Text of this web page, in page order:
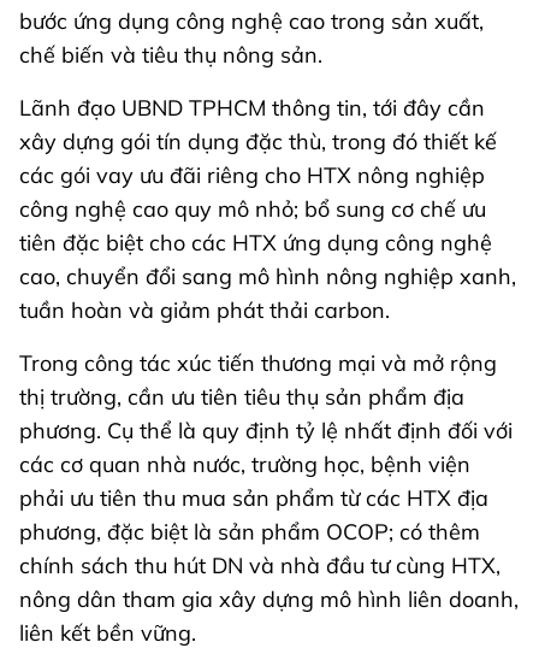
bước ứng dụng công nghệ cao trong sản xuất,
chế biến và tiêu thụ nông sản.
Lãnh đạo UBND TPHCM thông tin, tới đây cần
xây dựng gói tín dụng đặc thù, trong đó thiết kế
các gói vay ưu đãi riêng cho HTX nông nghiệp
công nghệ cao quy mô nhỏ; bổ sung cơ chế ưu
tiên đặc biệt cho các HTX ứng dụng công nghệ
cao, chuyển đổi sang mô hình nông nghiệp xanh,
tuần hoàn và giảm phát thải carbon.
Trong công tác xúc tiến thương mại và mở rộng
thị trường, cần ưu tiên tiêu thụ sản phẩm địa
phương. Cụ thể là quy định tỷ lệ nhất định đối với
các cơ quan nhà nước, trường học, bệnh viện
phải ưu tiên thu mua sản phẩm từ các HTX địa
phương, đặc biệt là sản phẩm OCOP; có thêm
chính sách thu hút DN và nhà đầu tư cùng HTX,
nông dân tham gia xây dựng mô hình liên doanh,
liên kết bền vững.